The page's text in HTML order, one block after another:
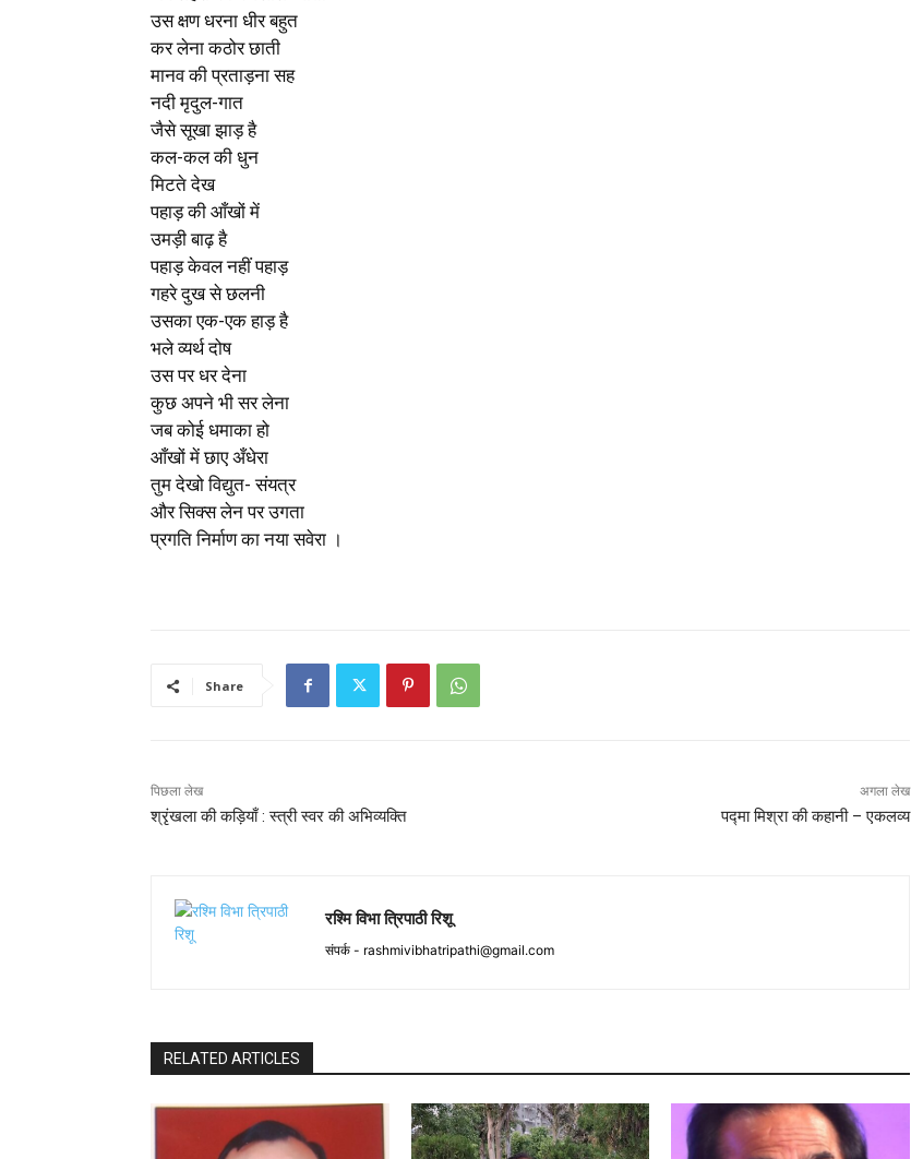
उस क्षण धरना धीर बहुत
कर लेना कठोर छाती
मानव की प्रताड़ना सह
नदी मृदुल-गात
जैसे सूखा झाड़ है
कल-कल की धुन
मिटते देख
पहाड़ की आँखों में
उमड़ी बाढ़ है
पहाड़ केवल नहीं पहाड़
गहरे दुख से छलनी
उसका एक-एक हाड़ है
भले व्यर्थ दोष
उस पर धर देना
कुछ अपने भी सर लेना
जब कोई धमाका हो
आँखों में छाए अँधेरा
तुम देखो विद्युत- संयत्र
और सिक्स लेन पर उगता
प्रगति निर्माण का नया सवेरा ।
Share
पिछला लेख
श्रृंखला की कड़ियाँ : स्त्री स्वर की अभिव्यक्ति
अगला लेख
पद्मा मिश्रा की कहानी – एकलव्य
रश्मि विभा त्रिपाठी रिशू
संपर्क - rashmivibhatripathi@gmail.com
RELATED ARTICLES